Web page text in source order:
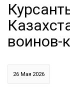
воинов-
26 Мая 2026